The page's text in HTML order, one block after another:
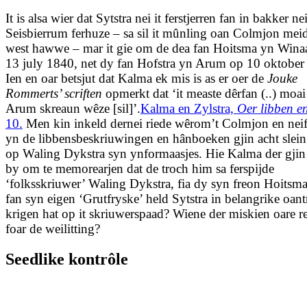
It is alsa wier dat Sytstra nei it ferstjerren fan in bakker nei
Seisbierrum ferhuze – sa sil it mûnling oan Colmjon
west hawwe – mar it gie om de dea fan Hoitsma yn
13 july 1840, net dy fan Hofstra yn Arum op 10
Ien en oar betsjut dat Kalma ek mis is as er oer de Jouke
Rommerts’ scriften opmerkt dat ‘it measte dêrfan (..)
Arum skreaun wêze [sil]’.Kalma en Zylstra, Oer libben
10. Men kin inkeld dernei riede wêrom’t Colmjon en
yn de libbensbeskriuwingen en hânboeken gjin acht
op Waling Dykstra syn ynformaasjes. Hie Kalma der
by om te memorearjen dat de troch him sa ferspijde
‘folksskriuwer’ Waling Dykstra, fia dy syn freon
fan syn eigen ‘Grutfryske’ held Sytstra in belangrike
krigen hat op it skriuwerspaad? Wiene der miskien oare
foar de weilitting?
Seedlike kontrôle